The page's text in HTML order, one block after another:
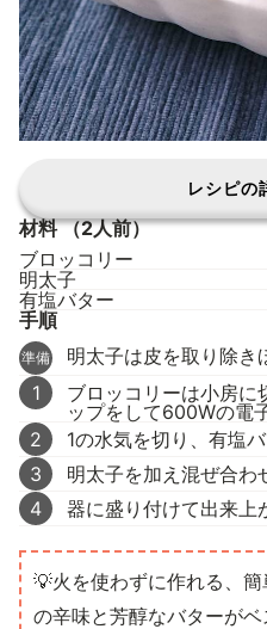
レシピの
材料（2人前）
ブロッコリー
明太子
有塩バター
手順
準備
明太子は皮を取り除き
1
ブロッコリーは小房に
ップをして600Wの電
2
1の水気を切り、有塩
3
明太子を加え混ぜ合わ
4
器に盛り付けて出来上
💡火を使わずに作れる、
の辛味と芳醇なバターが